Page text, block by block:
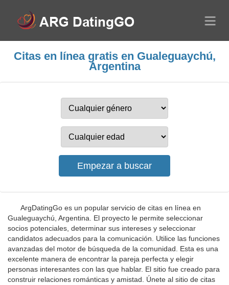
Citas en línea gratis en Gualeguaychú,
Argentina
ArgDatingGo es un popular servicio de citas en línea en
Gualeguaychú, Argentina. El proyecto le permite seleccionar
socios potenciales, determinar sus intereses y seleccionar
candidatos adecuados para la comunicación. Utilice las funciones
avanzadas del motor de búsqueda de la comunidad. Esta es una
excelente manera de encontrar la pareja perfecta y elegir
personas interesantes con las que hablar. El sitio fue creado para
construir relaciones románticas y amistad. Únete al sitio de citas